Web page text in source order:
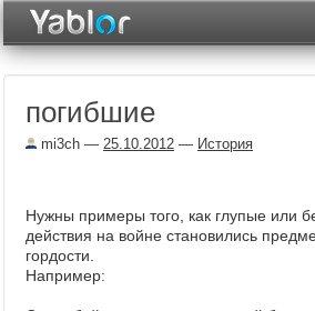
Месяц
Архив
погибшие
mi3ch — 25.10.2012 — История
Нужны примеры того, как глупые или
действия на войне становились
гордости.
Например: